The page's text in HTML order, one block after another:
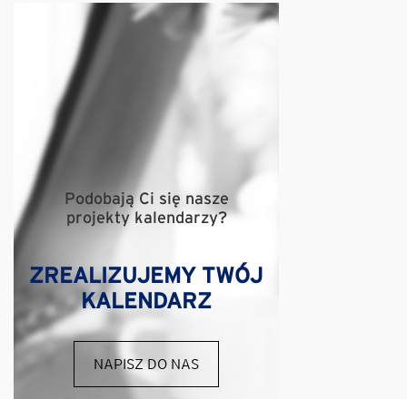
Podobają Ci się nasze
projekty kalendarzy?
ZREALIZUJEMY TWÓJ
KALENDARZ
NAPISZ DO NAS